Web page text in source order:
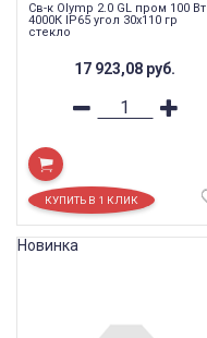
Св-к Olymp 2.0 GL пром 100 Вт
4000К IP65 угол 30x110 гр
стекло
17 923,08 руб.
Новинка